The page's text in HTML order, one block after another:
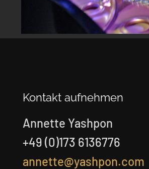
Kontakt aufnehmen
Annette Yashpon
+49 (0)173 6136776
annette@yashpon.com